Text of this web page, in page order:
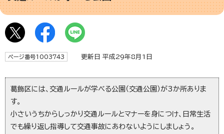
ページ番号1003743 更新日 平成29年8月1日
葛飾区には、交通ルールが学べる公園（交通公園）が3か所ありま
す。
小さいうちからしっかり交通ルールとマナーを身につけ、日常生活
でも繰り返し指導して交通事故にあわないようにしましょう。